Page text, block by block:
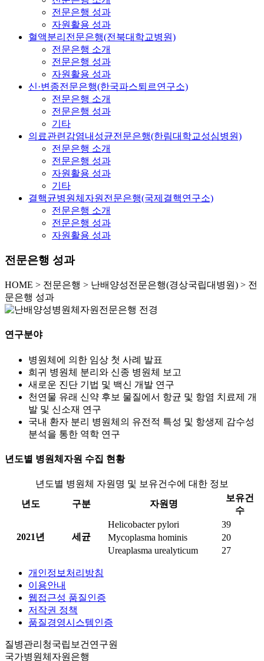
전문은행 성과
자원활용 성과
혈액분리전문은행(전북대학교병원)
전문은행 소개
전문은행 성과
자원활용 성과
신·변종전문은행(한국파스퇴르연구소)
전문은행 소개
전문은행 성과
기타
의료관련감염내성균전문은행(한림대학교성심병원)
전문은행 소개
전문은행 성과
자원활용 성과
기타
결핵균병원체자원전문은행(국제결핵연구소)
전문은행 소개
전문은행 성과
자원활용 성과
전문은행 성과
HOME > 전문은행 > 난배양성전문은행(경상국립대병원) > 전
문은행 성과
연구분야
병원체에 의한 임상 첫 사례 발표
희귀 병원체 분리와 신종 병원체 보고
새로운 진단 기법 및 백신 개발 연구
천연물 유래 신약 후보 물질에서 항균 및 항염 치료제 개
발 및 신소재 연구
국내 환자 분리 병원체의 유전적 특성 및 항생제 감수성
분석을 통한 역학 연구
년도별 병원체자원 수집 현황
년도별 병원체 자원명 및 보유건수에 대한 정보
년도
구분 자원명
보유건
수
2021년 세균
Helicobacter pylori
39
Mycoplasma hominis
20
Ureaplasma urealyticum
27
개인정보처리방침
이용안내
웹접근성 품질인증
저작권 정책
품질경영시스템인증
질병관리청국립보건연구원
국가병원체자원은행